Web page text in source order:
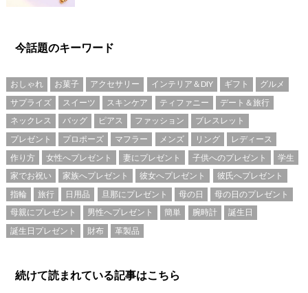
今話題のキーワード
おしゃれ お菓子 アクセサリー インテリア＆DIY ギフト
グルメ
サプライズ
スイーツ スキンケア ティファニー
デート＆旅行
ネックレス
バッグ ピアス ファッション
ブレスレット
プレゼント
プロポーズ マフラー メンズ リング
レディース
作り方
女性へプレゼント 妻にプレゼント 子供へのプレゼント
学生
家でお祝い
家族へプレゼント 彼女へプレゼント
彼氏へプレゼント
指輪
旅行 日用品 旦那にプレゼント 母の日
母の日のプレゼント
母親にプレゼント
男性へプレゼント 簡単 腕時計
誕生日
誕生日プレゼント
財布 革製品
続けて読まれている記事はこちら